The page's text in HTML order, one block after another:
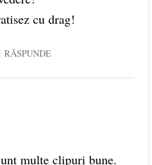
cu drag!
RĂSPUNDE
multe clipuri bune.